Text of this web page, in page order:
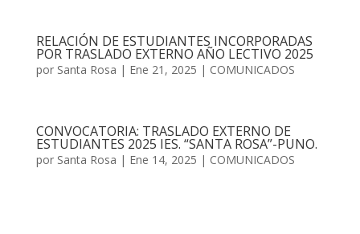
RELACIÓN DE ESTUDIANTES INCORPORADAS
POR TRASLADO EXTERNO AÑO LECTIVO 2025
por Santa Rosa | Ene 21, 2025 | COMUNICADOS
CONVOCATORIA: TRASLADO EXTERNO DE
ESTUDIANTES 2025 IES. “SANTA ROSA”-PUNO.
por Santa Rosa | Ene 14, 2025 | COMUNICADOS